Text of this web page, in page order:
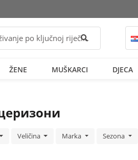
Pretraži
ŽENE MUŠKARCI DJECA
Veličina Marka Sezona